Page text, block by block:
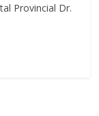
Provincial Dr.